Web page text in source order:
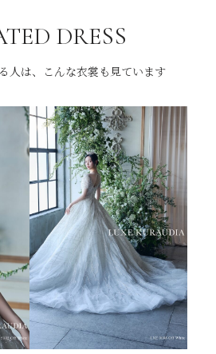
DRESS
人は、こんな衣裳も見ています